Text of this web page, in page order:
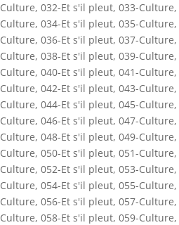
Culture, 032-Et s'il pleut, 033-Culture,
Culture, 034-Et s'il pleut, 035-Culture,
Culture, 036-Et s'il pleut, 037-Culture,
Culture, 038-Et s'il pleut, 039-Culture,
Culture, 040-Et s'il pleut, 041-Culture,
Culture, 042-Et s'il pleut, 043-Culture,
Culture, 044-Et s'il pleut, 045-Culture,
Culture, 046-Et s'il pleut, 047-Culture,
Culture, 048-Et s'il pleut, 049-Culture,
Culture, 050-Et s'il pleut, 051-Culture,
Culture, 052-Et s'il pleut, 053-Culture,
Culture, 054-Et s'il pleut, 055-Culture,
Culture, 056-Et s'il pleut, 057-Culture,
Culture, 058-Et s'il pleut, 059-Culture,